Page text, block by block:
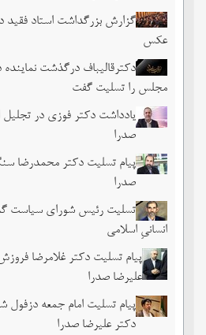
گزارش بزرگداشت استاد فقید
عکس
دکترقالیباف درگذشت
مجلس را تسلیت گفت
یادداشت دکتر فوزی در تجلیل
صدرا
پیام تسلیت دکتر محمدرضا
صدرا
تسلیت رئیس شورای سیاست
انسانیِ اسلامی
پیام تسلیت دکتر غلامرضا
علیرضا صدرا
پیام تسلیت امام جمعه
دکتر علیرضا صدرا